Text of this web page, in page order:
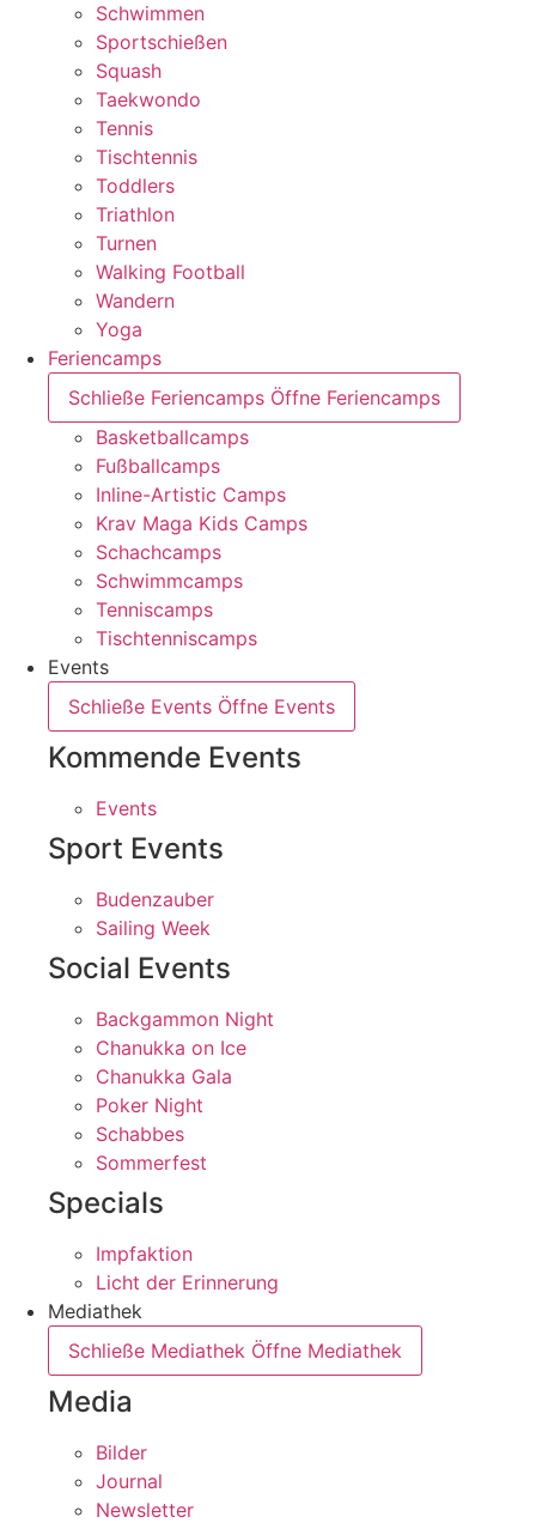
Schwimmen
Sportschießen
Squash
Taekwondo
Tennis
Tischtennis
Toddlers
Triathlon
Turnen
Walking Football
Wandern
Yoga
Feriencamps
Schließe Feriencamps Öffne Feriencamps
Basketballcamps
Fußballcamps
Inline-Artistic Camps
Krav Maga Kids Camps
Schachcamps
Schwimmcamps
Tenniscamps
Tischtenniscamps
Events
Schließe Events Öffne Events
Kommende Events
Events
Sport Events
Budenzauber
Sailing Week
Social Events
Backgammon Night
Chanukka on Ice
Chanukka Gala
Poker Night
Schabbes
Sommerfest
Specials
Impfaktion
Licht der Erinnerung
Mediathek
Schließe Mediathek Öffne Mediathek
Media
Bilder
Journal
Newsletter